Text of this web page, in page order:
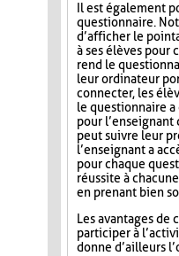
Il est également
questionnaire.
d’afficher le
à ses élèves pour
rend le
leur ordinateur
connecter, les
le questionnaire
pour
peut suivre leur
l’enseignant a
pour chaque
réussite à
en prenant bien
Les avantages de
participer à
donne d’ailleurs